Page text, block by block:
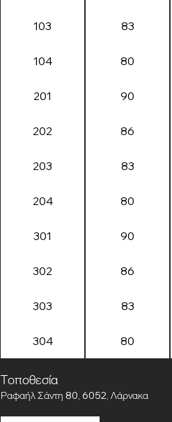
103 83
104 80
201 90
202 86
203 83
204 80
301 90
302 86
303 83
304 80
Τοποθεσία
Ραφαήλ Σάντη 80, 6052, Λάρνακα